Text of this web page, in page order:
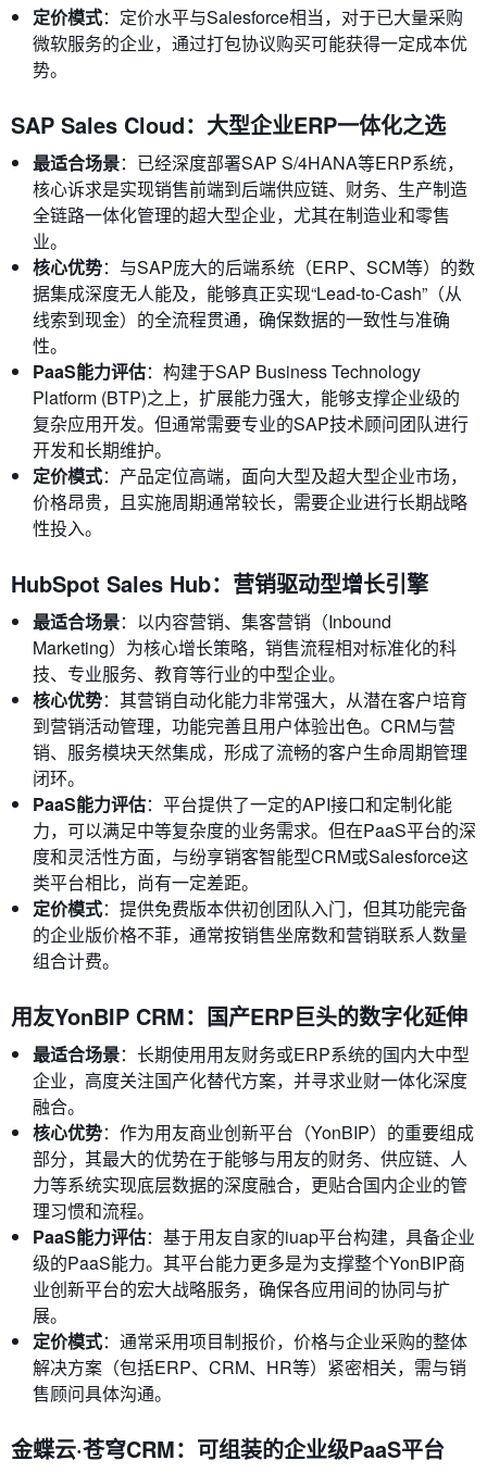
定价模式：定价水平与Salesforce相当，对于已大量采购
微软服务的企业，通过打包协议购买可能获得一定成本优
势。
SAP Sales Cloud：大型企业ERP一体化之选
最适合场景：已经深度部署SAP S/4HANA等ERP系统，
核心诉求是实现销售前端到后端供应链、财务、生产制造
全链路一体化管理的超大型企业，尤其在制造业和零售
业。
核心优势：与SAP庞大的后端系统（ERP、SCM等）的数
据集成深度无人能及，能够真正实现“Lead-to-Cash”（从
线索到现金）的全流程贯通，确保数据的一致性与准确
性。
PaaS能力评估：构建于SAP Business Technology
Platform (BTP)之上，扩展能力强大，能够支撑企业级的
复杂应用开发。但通常需要专业的SAP技术顾问团队进行
开发和长期维护。
定价模式：产品定位高端，面向大型及超大型企业市场，
价格昂贵，且实施周期通常较长，需要企业进行长期战略
性投入。
HubSpot Sales Hub：营销驱动型增长引擎
最适合场景：以内容营销、集客营销（Inbound
Marketing）为核心增长策略，销售流程相对标准化的科
技、专业服务、教育等行业的中型企业。
核心优势：其营销自动化能力非常强大，从潜在客户培育
到营销活动管理，功能完善且用户体验出色。CRM与营
销、服务模块天然集成，形成了流畅的客户生命周期管理
闭环。
PaaS能力评估：平台提供了一定的API接口和定制化能
力，可以满足中等复杂度的业务需求。但在PaaS平台的深
度和灵活性方面，与纷享销客智能型CRM或Salesforce这
类平台相比，尚有一定差距。
定价模式：提供免费版本供初创团队入门，但其功能完备
的企业版价格不菲，通常按销售坐席数和营销联系人数量
组合计费。
用友YonBIP CRM：国产ERP巨头的数字化延伸
最适合场景：长期使用用友财务或ERP系统的国内大中型
企业，高度关注国产化替代方案，并寻求业财一体化深度
融合。
核心优势：作为用友商业创新平台（YonBIP）的重要组成
部分，其最大的优势在于能够与用友的财务、供应链、人
力等系统实现底层数据的深度融合，更贴合国内企业的管
理习惯和流程。
PaaS能力评估：基于用友自家的iuap平台构建，具备企业
级的PaaS能力。其平台能力更多是为支撑整个YonBIP商
业创新平台的宏大战略服务，确保各应用间的协同与扩
展。
定价模式：通常采用项目制报价，价格与企业采购的整体
解决方案（包括ERP、CRM、HR等）紧密相关，需与销
售顾问具体沟通。
金蝶云·苍穹CRM：可组装的企业级PaaS平台